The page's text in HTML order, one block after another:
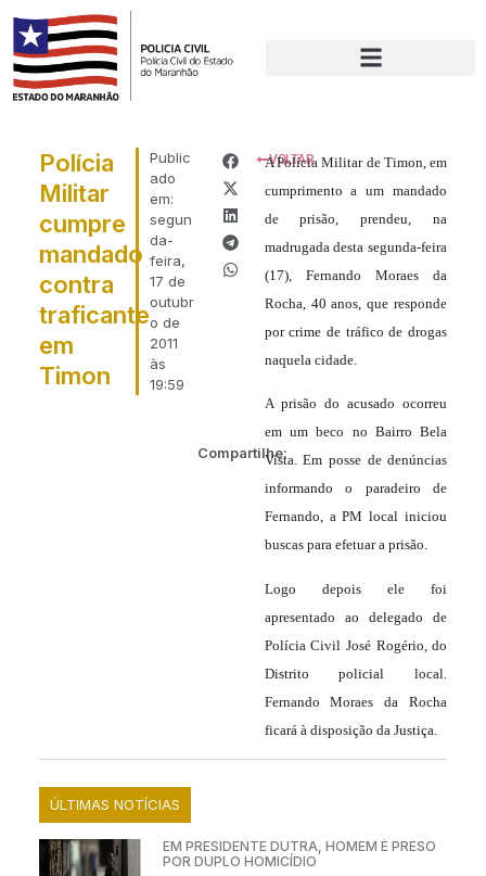
Public
ado
em:
segun
da-
feira,
17 de
outubr
o de
2011
às
19:59
Compartilhe:
Polícia
Militar
cumpre
mandado
contra
traficante
em
Timon
VOLTAR
A Polícia Militar de Timon, em
cumprimento a um mandado
de prisão, prendeu, na
madrugada desta segunda-feira
(17), Fernando Moraes da
Rocha, 40 anos, que responde
por crime de tráfico de drogas
naquela cidade.
A prisão do acusado ocorreu
em um beco no Bairro Bela
Vista. Em posse de denúncias
informando o paradeiro de
Fernando, a PM local iniciou
buscas para efetuar a prisão.
Logo depois ele foi
apresentado ao delegado de
Polícia Civil José Rogério, do
Distrito policial local.
Fernando Moraes da Rocha
ficará à disposição da Justiça.
ÚLTIMAS NOTÍCIAS
EM PRESIDENTE DUTRA, HOMEM É PRESO
POR DUPLO HOMICÍDIO